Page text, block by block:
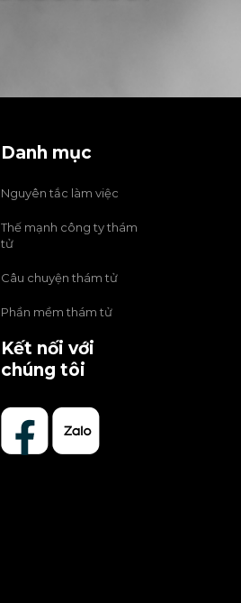
Danh mục
Nguyên tắc làm việc
Thế mạnh công ty thám
tử
Câu chuyện thám tử
Phần mềm thám tử
Kết nối với
chúng tôi